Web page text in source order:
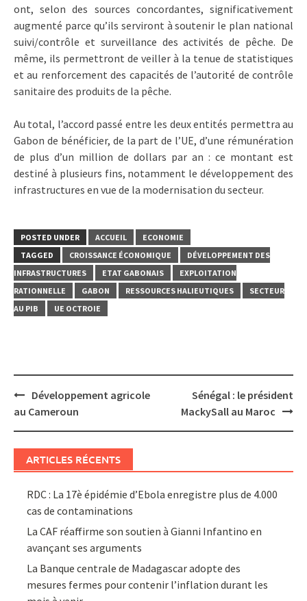
ont, selon des sources concordantes, significativement
augmenté parce qu’ils serviront à soutenir le plan national
suivi/contrôle et surveillance des activités de pêche. De
même, ils permettront de veiller à la tenue de statistiques
et au renforcement des capacités de l’autorité de contrôle
sanitaire des produits de la pêche.
Au total, l’accord passé entre les deux entités permettra au
Gabon de bénéficier, de la part de l’UE, d’une rémunération
de plus d’un million de dollars par an : ce montant est
destiné à plusieurs fins, notamment le développement des
infrastructures en vue de la modernisation du secteur.
POSTED UNDER ACCUEIL
ECONOMIE
TAGGED
CROISSANCE ÉCONOMIQUE
DÉVELOPPEMENT DES
INFRASTRUCTURES
ETAT GABONAIS
EXPLOITATION
RATIONNELLE
GABON RESSOURCES HALIEUTIQUES
SECTEUR
AU PIB
UE OCTROIE
Post
navigation
Développement agricole
au Cameroun
Sénégal : le président
MackySall au Maroc
ARTICLES RÉCENTS
RDC : La 17è épidémie d’Ebola enregistre plus de 4.000
cas de contaminations
La CAF réaffirme son soutien à Gianni Infantino en
avançant ses arguments
La Banque centrale de Madagascar adopte des
mesures fermes pour contenir l’inflation durant les